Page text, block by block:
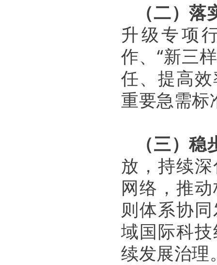
（二）
升级专项
作、“新三
任、提高
重要急需标
（三）
放，持续
网络，推
则体系协
域国际科
续发展治理